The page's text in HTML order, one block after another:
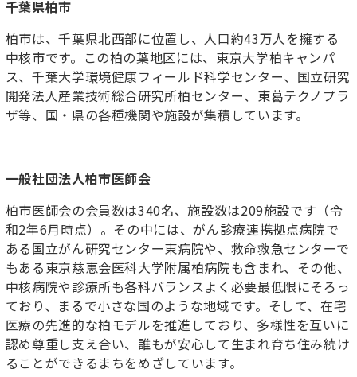
千葉県柏市
柏市は、千葉県北西部に位置し、人口約43万人を擁する
中核市です。この柏の葉地区には、東京大学柏キャンパ
ス、千葉大学環境健康フィールド科学センター、国立研究
開発法人産業技術総合研究所柏センター、東葛テクノプラ
ザ等、国・県の各種機関や施設が集積しています。
一般社団法人柏市医師会
柏市医師会の会員数は340名、施設数は209施設です（令
和2年6月時点）。その中には、がん診療連携拠点病院で
ある国立がん研究センター東病院や、救命救急センターで
もある東京慈恵会医科大学附属柏病院も含まれ、その他、
中核病院や診療所も各科バランスよく必要最低限にそろっ
ており、まるで小さな国のような地域です。そして、在宅
医療の先進的な柏モデルを推進しており、多様性を互いに
認め尊重し支え合い、誰もが安心して生まれ育ち住み続け
ることができるまちをめざしています。